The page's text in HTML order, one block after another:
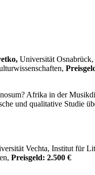
Universität Osnabrück,
Afrika in der
und qualitative Studie
Vechta, Institut für
Preisgeld: 2.500 €